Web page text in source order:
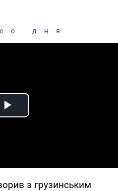
дня
Play Video
з грузинським